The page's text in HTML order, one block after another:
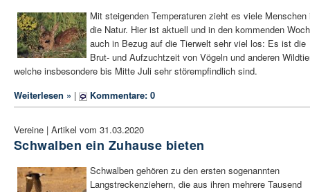
Mit steigenden Temperaturen zieht es viele Menschen
die Natur. Hier ist aktuell und in den kommenden
auch in Bezug auf die Tierwelt sehr viel los: Es ist die
Brut- und Aufzuchtzeit von Vögeln und anderen
welche insbesondere bis Mitte Juli sehr störempfindlich sind.
Weiterlesen » | Kommentare: 0
Vereine | Artikel vom 31.03.2020
Schwalben ein Zuhause bieten
Schwalben gehören zu den ersten sogenannten
Langstreckenziehern, die aus ihren mehrere Tausend